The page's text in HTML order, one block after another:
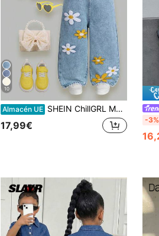
10
Almacén UE SHEIN ChillGRL Mono vaquero informal y cómodo con estampado de flores, corazones y arcoíris para niñas, conjunto de niña con girasol, azul bebé, a juego con mamá
17,99€ -3%